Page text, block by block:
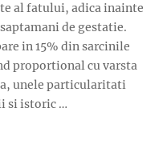
al fatului, adica inainte
saptamani de gestatie.
in 15% din sarcinile
proportional cu varsta
unele particularitati
si istoric …